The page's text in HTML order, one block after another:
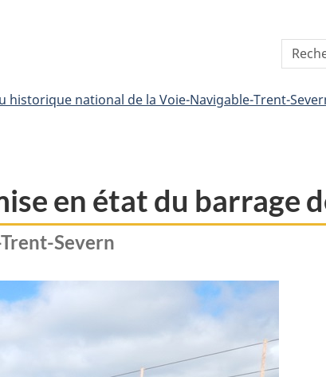
du
HTML
Search
historique national de la Voie-Navigable-Trent-
en état du barrage
Severn